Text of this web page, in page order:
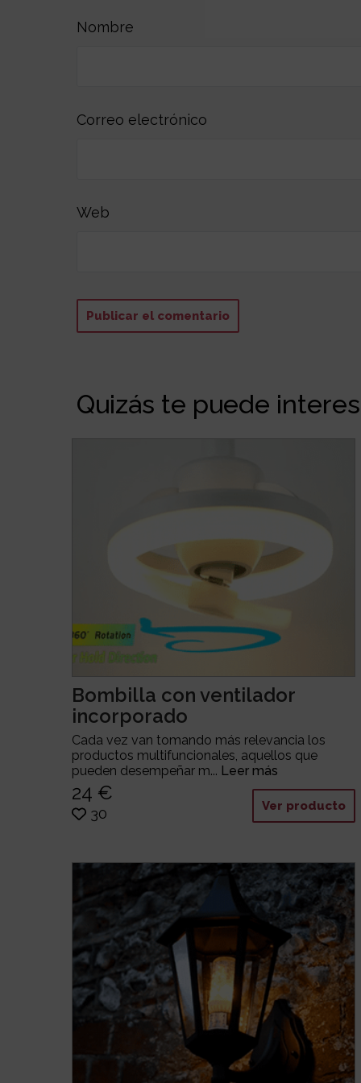
Nombre
Correo electrónico
Web
Quizás te puede
Bombilla con ventilador
incorporado
Cada vez van tomando más relevancia los
productos multifuncionales, aquellos que
pueden desempeñar m... Leer más
24 €
30 Ver producto